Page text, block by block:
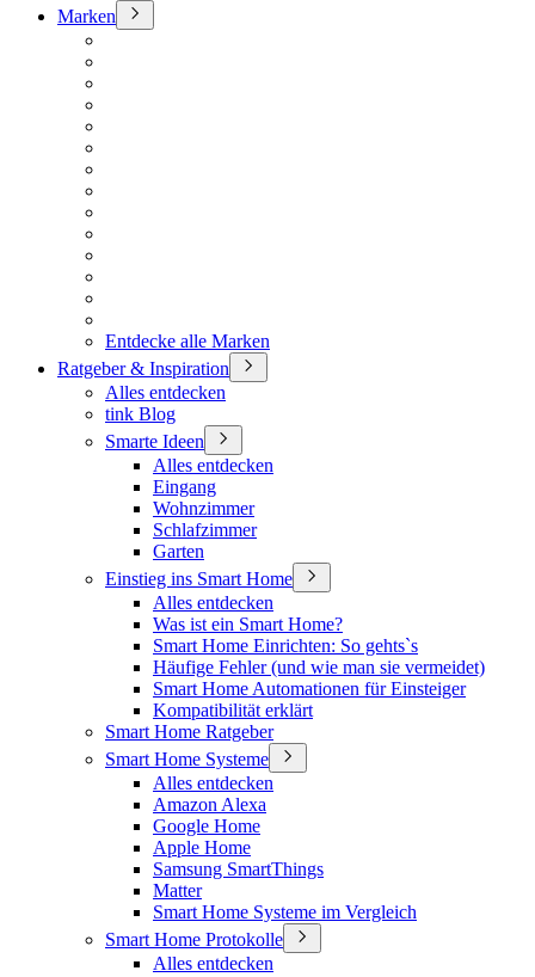
Marken
Entdecke alle Marken
Ratgeber & Inspiration
Alles entdecken
tink Blog
Smarte Ideen
Alles entdecken
Eingang
Wohnzimmer
Schlafzimmer
Garten
Einstieg ins Smart Home
Alles entdecken
Was ist ein Smart Home?
Smart Home Einrichten: So gehts`s
Häufige Fehler (und wie man sie vermeidet)
Smart Home Automationen für Einsteiger
Kompatibilität erklärt
Smart Home Ratgeber
Smart Home Systeme
Alles entdecken
Amazon Alexa
Google Home
Apple Home
Samsung SmartThings
Matter
Smart Home Systeme im Vergleich
Smart Home Protokolle
Alles entdecken